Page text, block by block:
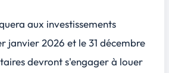
aux investissements
janvier 2026 et le 31 décembre
devront s'engager à louer